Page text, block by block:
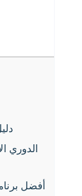
الدوري
أفضل